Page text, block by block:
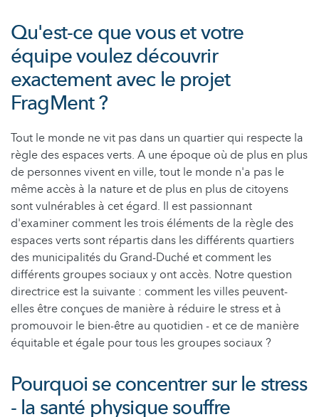
Qu'est-ce que vous et votre
équipe voulez découvrir
exactement avec le projet
FragMent ?
Tout le monde ne vit pas dans un quartier qui respecte la
règle des espaces verts. A une époque où de plus en plus
de personnes vivent en ville, tout le monde n'a pas le
même accès à la nature et de plus en plus de citoyens
sont vulnérables à cet égard. Il est passionnant
d'examiner comment les trois éléments de la règle des
espaces verts sont répartis dans les différents quartiers
des municipalités du Grand-Duché et comment les
différents groupes sociaux y ont accès. Notre question
directrice est la suivante : comment les villes peuvent-
elles être conçues de manière à réduire le stress et à
promouvoir le bien-être au quotidien - et ce de manière
équitable et égale pour tous les groupes sociaux ?
Pourquoi se concentrer sur le stress
- la santé physique souffre